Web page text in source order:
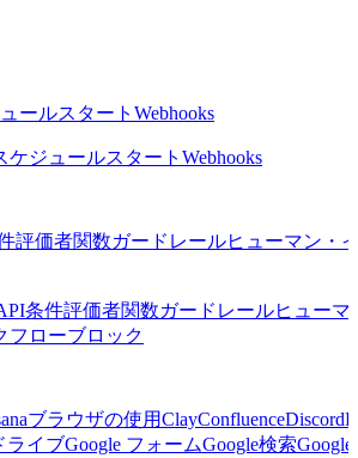
ールスタート Webhooks
ケジュールスタート Webhooks
評価者関数ガードレールヒューマン・
条件評価者関数ガードレールヒュー
フローブロック
ブラウザの使用ClayConfluenceDiscord
ライブGoogle フォームGoogle検索